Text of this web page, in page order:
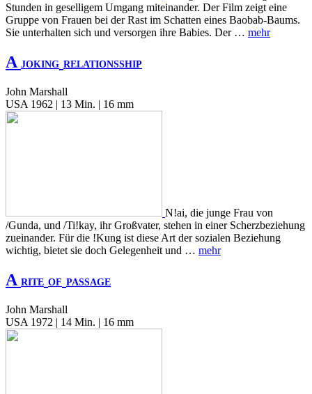
Stunden in geselligem Umgang miteinander. Der Film zeigt eine
Gruppe von Frauen bei der Rast im Schatten eines Baobab-Baums.
Sie unterhalten sich und versorgen ihre Babies. Der … mehr
A JOKING RELATIONSSHIP
John Marshall
USA 1962 | 13 Min. | 16 mm
N!ai, die junge Frau von
/Gunda, und /Ti!kay, ihr Großvater, stehen in einer Scherzbeziehung
zueinander. Für die !Kung ist diese Art der sozialen Beziehung
wichtig, bietet sie doch Gelegenheit und … mehr
A RITE OF PASSAGE
John Marshall
USA 1972 | 14 Min. | 16 mm